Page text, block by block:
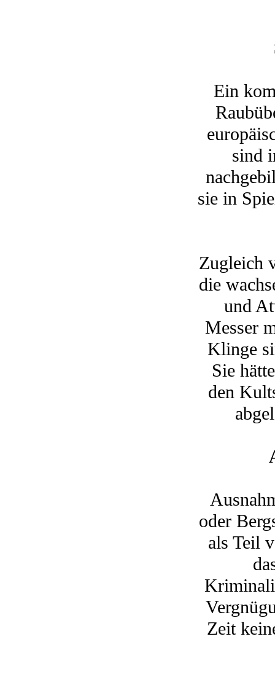
Ein
sind
sie in
Zugleich
die
und
Messer
Klinge
Sie
den
oder
als Teil
Zeit